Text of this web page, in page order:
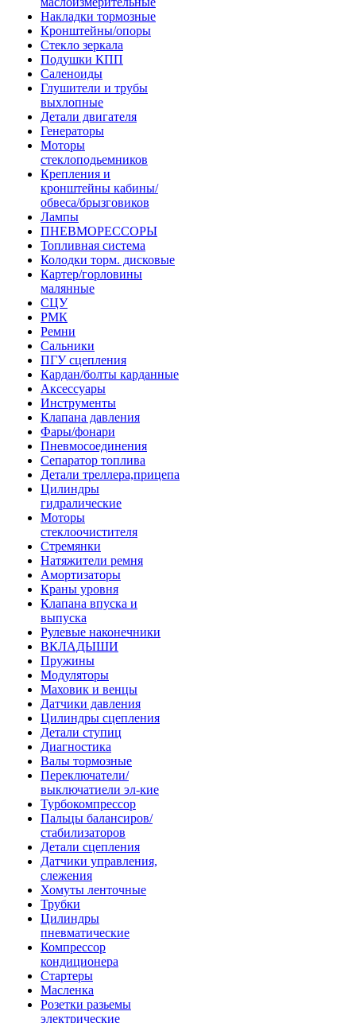
Накладки тормозные
Кронштейны/опоры
Стекло зеркала
Подушки КПП
Саленоиды
Глушители и трубы
выхлопные
Детали двигателя
Генераторы
Моторы
стеклоподьемников
Крепления и
кронштейны кабины/
обвеса/брызговиков
Лампы
ПНЕВМОРЕССОРЫ
Топливная система
Колодки торм. дисковые
Картер/горловины
малянные
СЦУ
РМК
Ремни
Сальники
ПГУ сцепления
Кардан/болты карданные
Аксессуары
Инструменты
Клапана давления
Фары/фонари
Пневмосоединения
Сепаратор топлива
Детали треллера,прицепа
Цилиндры
гидралические
Моторы
стеклоочистителя
Стремянки
Натяжители ремня
Амортизаторы
Краны уровня
Клапана впуска и
выпуска
Рулевые наконечники
ВКЛАДЫШИ
Пружины
Модуляторы
Маховик и венцы
Датчики давления
Цилиндры сцепления
Детали ступиц
Диагностика
Валы тормозные
Переключатели/
выключатиели эл-кие
Турбокомпрессор
Пальцы балансиров/
стабилизаторов
Детали сцепления
Датчики управления,
слежения
Хомуты ленточные
Трубки
Цилиндры
пневматические
Компрессор
кондиционера
Стартеры
Масленка
Розетки разьемы
электрические